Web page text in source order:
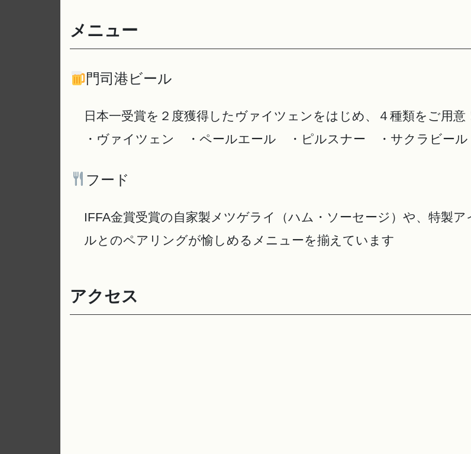
メニュー
門司港ビール
日本一受賞を２度獲得したヴァイツェンをはじめ、４種類をご用意
・ヴァイツェン ・ペールエール ・ピルスナー ・サクラビール
フード
IFFA金賞受賞の自家製メツゲライ（ハム・ソーセージ）や、特製
ルとのペアリングが愉しめるメニューを揃えています
アクセス